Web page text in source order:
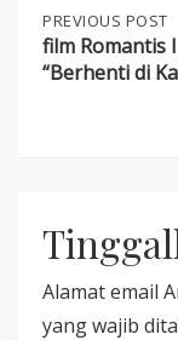
Post
PREVIOUS
POST:
FILM
ROMANTIS
PREVIOUS POST
film Romantis
“Berhenti di
Alamat email
yang wajib